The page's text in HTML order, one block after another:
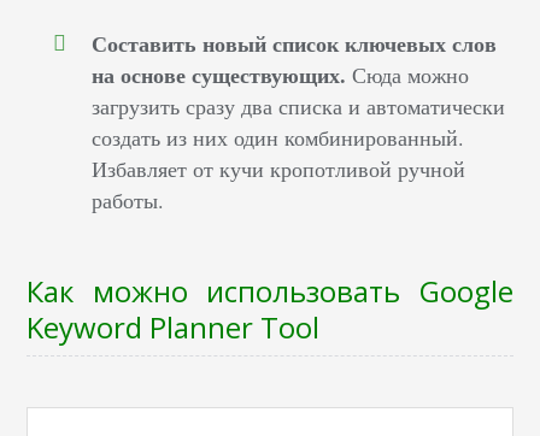
Составить новый список ключевых слов
на основе существующих.Сюда можно
загрузить сразу два списка и автоматически
создать из них один комбинированный.
Избавляет от кучи кропотливой ручной
работы.
Как можно использовать Google
Keyword Planner Tool